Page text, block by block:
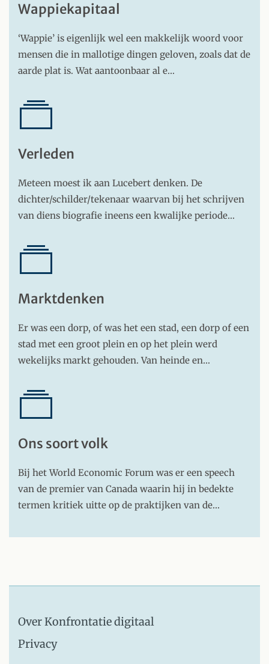
Wappiekapitaal
‘Wappie’ is eigenlijk wel een makkelijk woord voor
mensen die in mallotige dingen geloven, zoals dat de
aarde plat is. Wat aantoonbaar al e…
Verleden
Meteen moest ik aan Lucebert denken. De
dichter/schilder/tekenaar waarvan bij het schrijven
van diens biografie ineens een kwalijke periode…
Marktdenken
Er was een dorp, of was het een stad, een dorp of een
stad met een groot plein en op het plein werd
wekelijks markt gehouden. Van heinde en…
Ons soort volk
Bij het World Economic Forum was er een speech
van de premier van Canada waarin hij in bedekte
termen kritiek uitte op de praktijken van de…
Over Konfrontatie digitaal
Privacy